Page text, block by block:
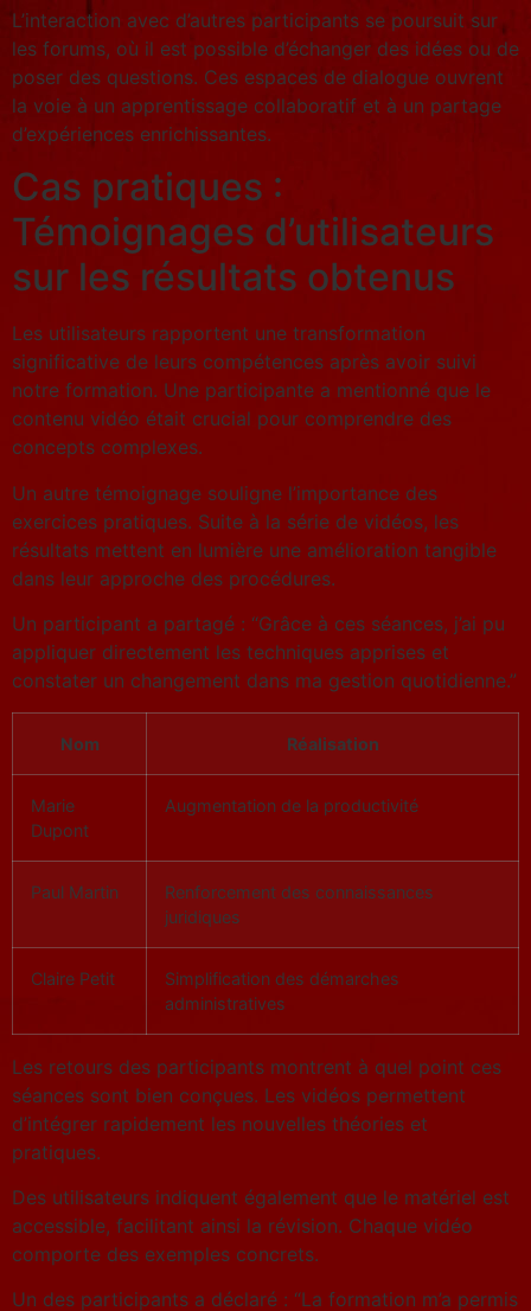
L’interaction avec d’autres participants se poursuit sur
les forums, où il est possible d’échanger des idées ou de
poser des questions. Ces espaces de dialogue ouvrent
la voie à un apprentissage collaboratif et à un partage
d’expériences enrichissantes.
Cas pratiques :
Témoignages d’utilisateurs
sur les résultats obtenus
Les utilisateurs rapportent une transformation
significative de leurs compétences après avoir suivi
notre formation. Une participante a mentionné que le
contenu vidéo était crucial pour comprendre des
concepts complexes.
Un autre témoignage souligne l’importance des
exercices pratiques. Suite à la série de vidéos, les
résultats mettent en lumière une amélioration tangible
dans leur approche des procédures.
Un participant a partagé : “Grâce à ces séances, j’ai pu
appliquer directement les techniques apprises et
constater un changement dans ma gestion quotidienne.”
Nom Réalisation
Marie
Dupont
Augmentation de la productivité
Paul Martin
Renforcement des connaissances
juridiques
Claire Petit
Simplification des démarches
administratives
Les retours des participants montrent à quel point ces
séances sont bien conçues. Les vidéos permettent
d’intégrer rapidement les nouvelles théories et
pratiques.
Des utilisateurs indiquent également que le matériel est
accessible, facilitant ainsi la révision. Chaque vidéo
comporte des exemples concrets.
Un des participants a déclaré : “La formation m’a permis